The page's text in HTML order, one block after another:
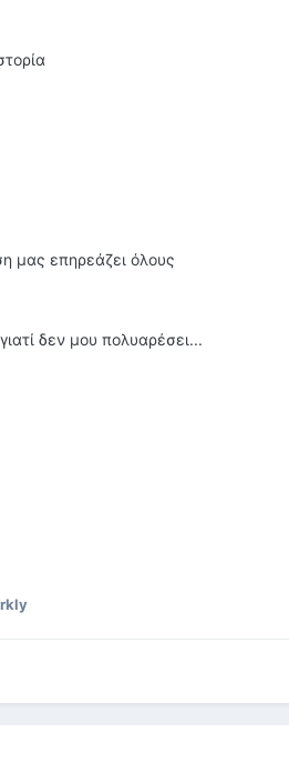
μας επηρεάζει όλους
δεν μου πολυαρέσει...